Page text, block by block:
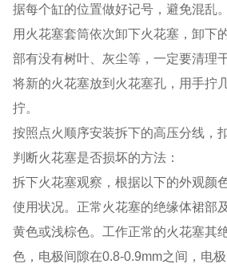
据每个缸的位置做好记号，避免混乱。
用火花塞套筒依次卸下火花塞，卸下
部有没有树叶、灰尘等，一定要清理干
将新的火花塞放到火花塞孔，用手拧
拧。
按照点火顺序安装拆下的高压分线，
判断火花塞是否损坏的方法：
拆下火花塞观察，根据以下的外观颜
使用状况。正常火花塞的绝缘体裙部
黄色或浅棕色。工作正常的火花塞其
色，电极间隙在0.8-0.9mm之间，电极